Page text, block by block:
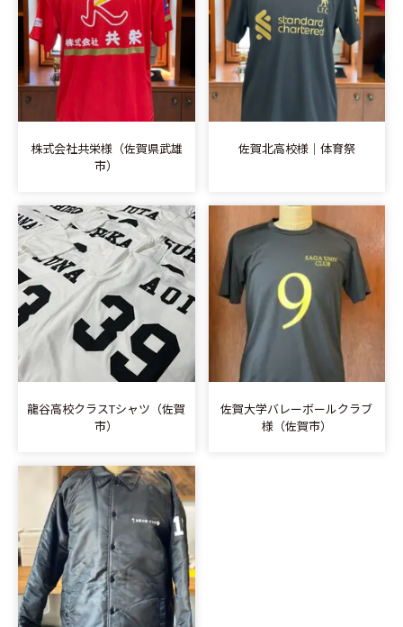
株式会社共栄様（佐賀県武雄
市）
佐賀北高校様｜体育祭
龍谷高校クラスTシャツ（佐賀
市）
佐賀大学バレーボールクラブ
様（佐賀市）